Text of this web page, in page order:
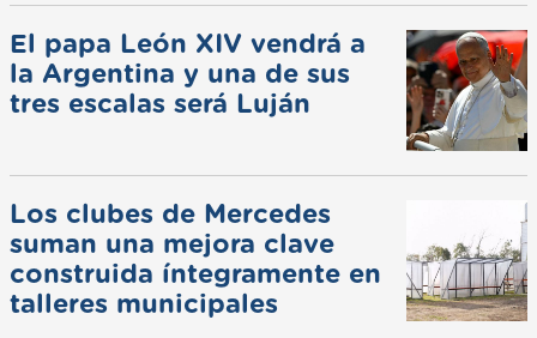
El papa León XIV vendrá a
la Argentina y una de sus
tres escalas será Luján
Los clubes de Mercedes
suman una mejora clave
construida íntegramente en
talleres municipales